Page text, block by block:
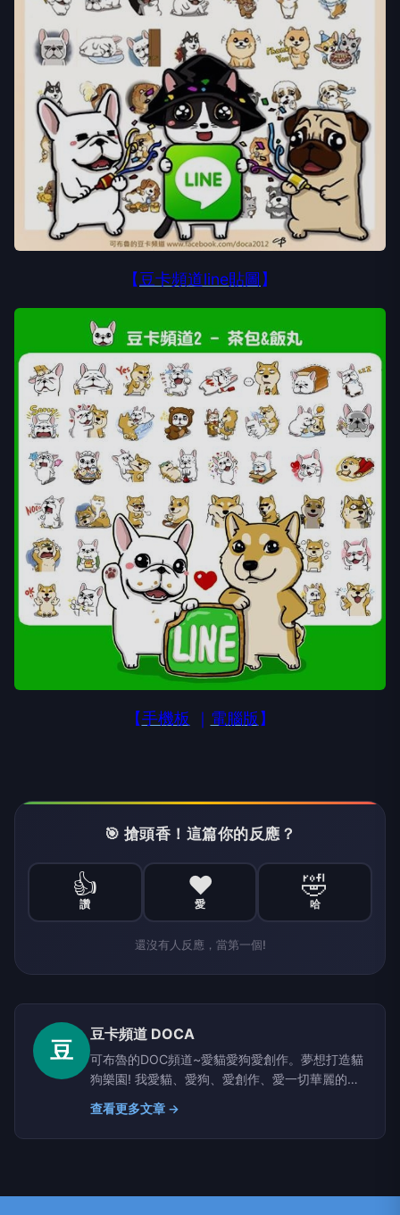
【豆卡頻道line貼圖 】
【手機板 ｜ 電腦版 】
🎯 搶頭香！這篇你的反應？
👍
讚
❤️
愛
🤣
哈
還沒有人反應，當第一個!
豆
豆卡頻道 DOCA
可布魯的DOC頻道~愛貓愛狗愛創作。夢想打造貓
狗樂園! 我愛貓、愛狗、愛創作、愛一切華麗的事
物。我乘著夢想飛進奇幻國度 － 在這裡，貓狗是
超級英雄、是宮廷貴族、是超級巨星，也是夢想
家。他們的對話、他們的生活、他們世界，總是帶
www.facebook.com/doca2012
查看更多文章 →